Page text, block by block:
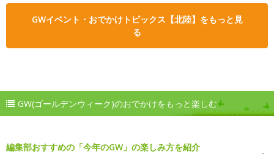
GWイベント・おでかけトピックス【北陸】をもっと見
る
GW(ゴールデンウィーク)のおでかけをもっと楽しむ
編集部おすすめの「今年のGW」の楽しみ方を紹介